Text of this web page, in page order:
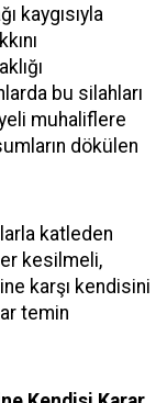
kaygısıyla
bu silahları
muhaliflere
dökülen
katleden
kesilmeli,
karşı kendisini
temin